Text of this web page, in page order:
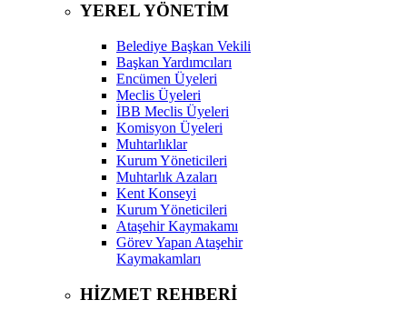
YEREL YÖNETİM
Belediye Başkan Vekili
Başkan Yardımcıları
Encümen Üyeleri
Meclis Üyeleri
İBB Meclis Üyeleri
Komisyon Üyeleri
Muhtarlıklar
Kurum Yöneticileri
Muhtarlık Azaları
Kent Konseyi
Kurum Yöneticileri
Ataşehir Kaymakamı
Görev Yapan Ataşehir
Kaymakamları
HİZMET REHBERİ